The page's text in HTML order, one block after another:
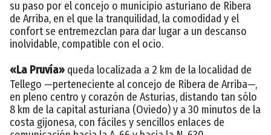
su paso por el concejo o municipio asturiano de Ribera
de Arriba, en el que la tranquilidad, la comodidad y el
confort se entremezclan para dar lugar a un descanso
inolvidable, compatible con el ocio.
«La Pruvía» queda localizada a 2 km de la localidad de
Tellego —perteneciente al concejo de Ribera de Arriba—,
en pleno centro y corazón de Asturias, distando tan sólo
8 km de la capital asturiana (Oviedo) y a 30 minutos de la
costa gijonesa, con fáciles y sencillos enlaces de